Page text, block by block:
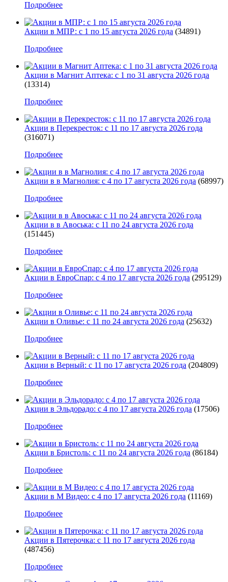
Подробнее
Акции в МПР: с 1 по 15 августа 2026 года (34891)
Подробнее
Акции в Магнит Аптека: с 1 по 31 августа 2026 года
(13314)
Подробнее
Акции в Перекресток: с 11 по 17 августа 2026 года
(316071)
Подробнее
Акции в в Магнолия: с 4 по 17 августа 2026 года (68997)
Подробнее
Акции в в Авоська: с 11 по 24 августа 2026 года
(151445)
Подробнее
Акции в ЕвроСпар: с 4 по 17 августа 2026 года (295129)
Подробнее
Акции в Оливье: с 11 по 24 августа 2026 года (25632)
Подробнее
Акции в Верный: с 11 по 17 августа 2026 года (204809)
Подробнее
Акции в Эльдорадо: с 4 по 17 августа 2026 года (17506)
Подробнее
Акции в Бристоль: с 11 по 24 августа 2026 года (86184)
Подробнее
Акции в М Видео: с 4 по 17 августа 2026 года (11169)
Подробнее
Акции в Пятерочка: с 11 по 17 августа 2026 года
(487456)
Подробнее